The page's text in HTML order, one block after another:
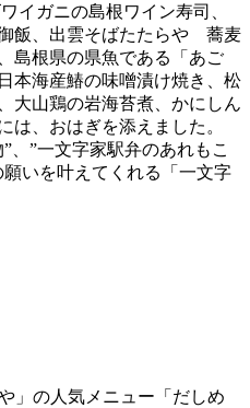
イガニの島根ワイン寿司、
飯、出雲そばたたらや 蕎麦
島根県の県魚である「あご
本海産鰆の味噌漬け焼き、松
大山鶏の岩海苔煮、かにしん
は、おはぎを添えました。
、”一文字家駅弁のあれもこ
いを叶えてくれる「一文字
」の人気メニュー「だしめ